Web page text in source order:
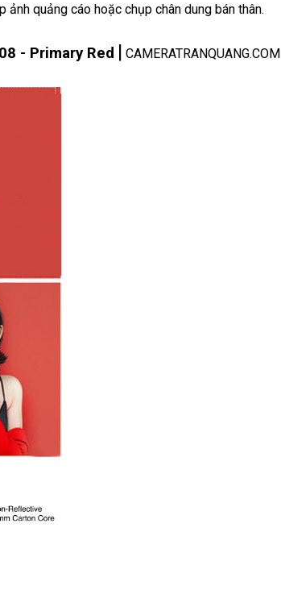
quảng cáo hoặc chụp chân dung bán thân.
- Primary Red | CAMERATRANQUANG.COM